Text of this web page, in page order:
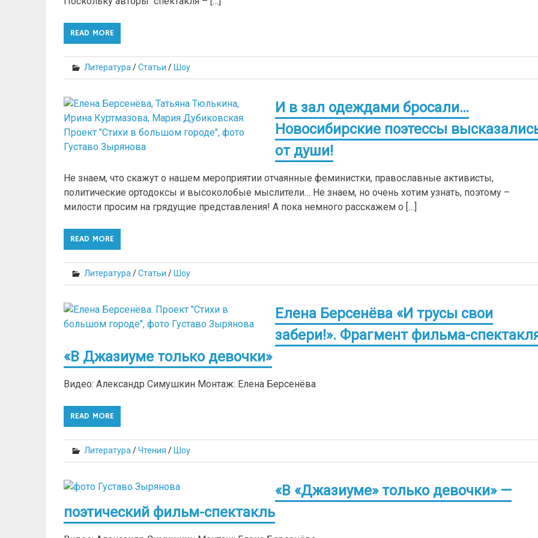
READ MORE
Литература /Статьи / Шоу
И в зал одеждами бросали…
Новосибирские поэтессы
от души!
Не знаем, что скажут о нашем мероприятии отчаянные феминистки, православные активисты,
политические ортодоксы и высоколобые мыслители… Не знаем, но очень хотим узнать, поэтому –
милости просим на грядущие представления! А пока немного расскажем о […]
READ MORE
Литература /Статьи / Шоу
Елена Берсенёва «И трусы свои
забери!». Фрагмент фильма-
«В Джазиуме только девочки»
Видео: Александр Симушкин Монтаж: Елена Берсенёва
READ MORE
Литература /Чтения / Шоу
«В «Джазиуме» только девочки» —
поэтический фильм-спектакль